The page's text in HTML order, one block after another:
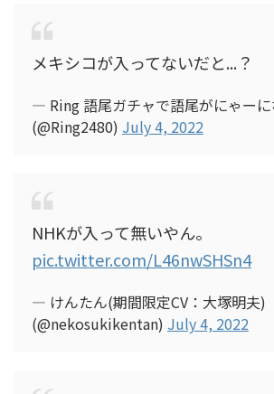
メキシコが入ってないだと...？
— Ring 語尾ガチャで語尾がにゃー
(@Ring2480) July 4, 2022
NHKが入って無いやん。
pic.twitter.com/L46nwSHSn4
— けんたん(期間限定CV：大塚明夫)
(@nekosukikentan) July 4, 2022